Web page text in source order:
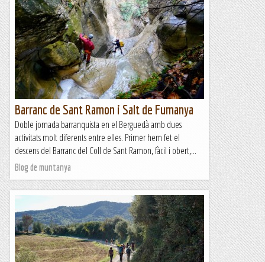
Barranc de Sant Ramon i Salt de Fumanya
Doble jornada barranquista en el Berguedà amb dues
activitats molt diferents entre elles. Primer hem fet el
descens del Barranc del Coll de Sant Ramon, fàcil i obert,...
Blog de muntanya